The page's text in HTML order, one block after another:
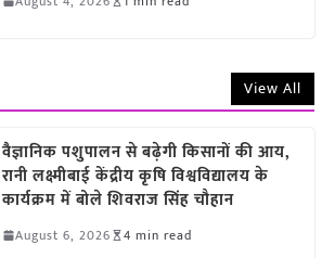
View All
वैज्ञानिक पशुपालन से बढ़ेगी किसानों की आय,
रानी लक्ष्मीबाई केंद्रीय कृषि विश्वविद्यालय के
कार्यक्रम में बोले शिवराज सिंह चौहान
August 6, 2026 4 min read